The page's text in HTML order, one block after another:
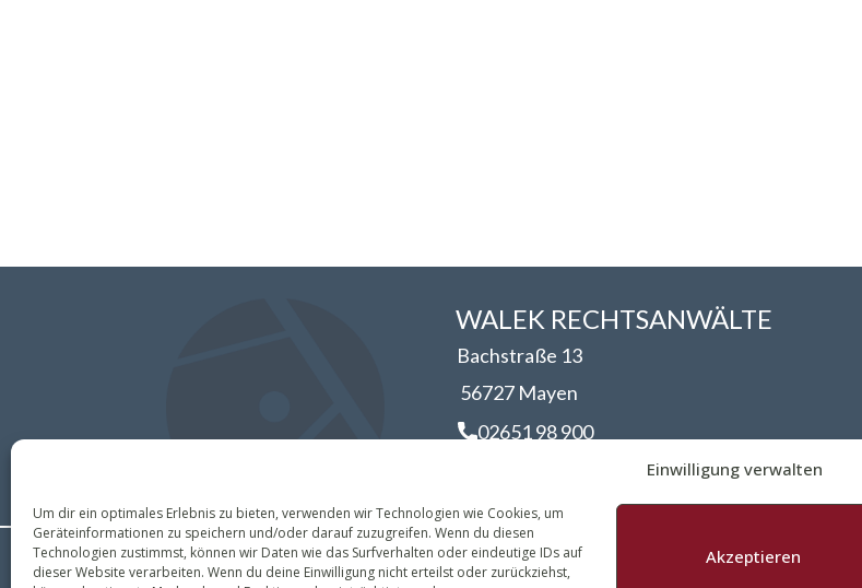
Einwilligung verwalten
Um dir ein optimales Erlebnis zu bieten, verwenden wir Technologien wie Cookies, um
Geräteinformationen zu speichern und/oder darauf zuzugreifen. Wenn du diesen
Technologien zustimmst, können wir Daten wie das Surfverhalten oder eindeutige IDs auf
dieser Website verarbeiten. Wenn du deine Einwilligung nicht erteilst oder zurückziehst,
Akzeptieren
WALEK RECHTSANWÄLT​​E
Bachstraße 13
56727 Mayen
02651 98 900
info@walek-rechtsanwaelte.de